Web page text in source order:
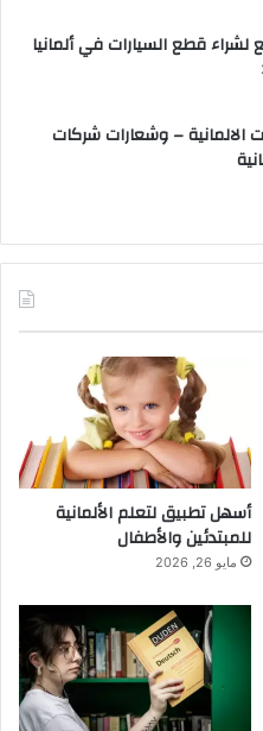
الالمانية – وشعارات شركات
أسهل تطبيق لتعلم الألمانية
للمبتدئين والأطفال
مايو 26, 2026